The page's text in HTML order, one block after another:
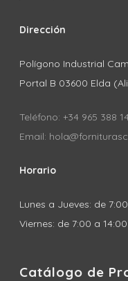
Dirección
Polígono Industrial
Portal B 03600 Elda
Teléfono: +34 965 388
Email:
Horario
Lunes a Jueves: de 7:00
Viernes: de 7:00 a 14:00
Catálogo de